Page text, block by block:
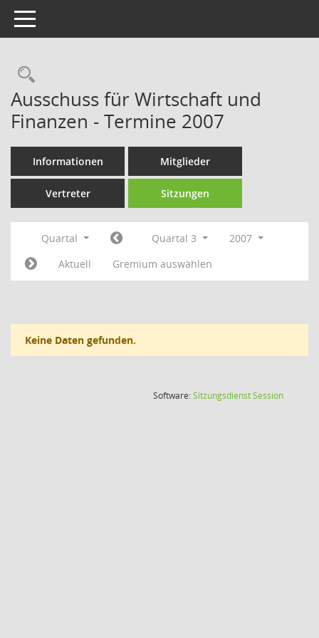
Toggle navigation
Rechercheauswahl
Ausschuss für Wirtschaft und
Finanzen - Termine 2007
Informationen Mitglieder
Vertreter Sitzungen
Quartal Quartal 3
2007
Aktuell
Gremium auswählen
Keine Daten gefunden.
Software:SitzungsdienstSession(Wird in